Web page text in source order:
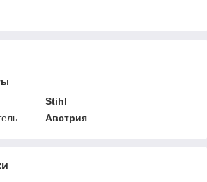
Stihl
Австрия